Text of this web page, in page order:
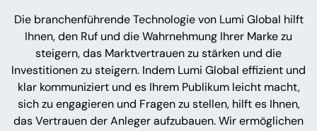
Die branchenführende Technologie von Lumi Global hilft
Ihnen, den Ruf und die Wahrnehmung Ihrer Marke zu
steigern, das Marktvertrauen zu stärken und die
Investitionen zu steigern. Indem Lumi Global effizient und
klar kommuniziert und es Ihrem Publikum leicht macht,
sich zu engagieren und Fragen zu stellen, hilft es Ihnen,
das Vertrauen der Anleger aufzubauen. Wir ermöglichen